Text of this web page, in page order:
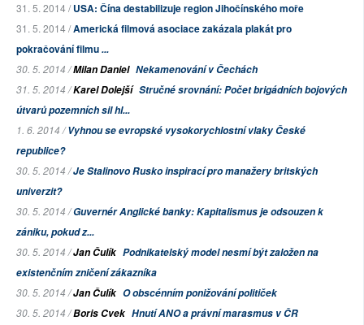
31. 5. 2014 /USA: Čína destabilizuje region Jihočínského moře
31. 5. 2014 /Americká filmová asociace zakázala plakát pro
pokračování filmu...
30. 5. 2014 /Milan Daniel Nekamenování v Čechách
31. 5. 2014 /Karel Dolejší Stručné srovnání: Počet brigádních bojových
útvarů pozemních sil hl...
1. 6. 2014 /Vyhnou se evropské vysokorychlostní vlaky České
republice?
30. 5. 2014 /Je Stalinovo Rusko inspirací pro manažery britských
univerzit?
30. 5. 2014 /Guvernér Anglické banky: Kapitalismus je odsouzen k
zániku, pokud z...
30. 5. 2014 /Jan Čulík Podnikatelský model nesmí být založen na
existenčním zničení zákazníka
30. 5. 2014 /Jan Čulík O obscénním ponižování političek
30. 5. 2014 /Boris Cvek Hnutí ANO a právní marasmus v ČR